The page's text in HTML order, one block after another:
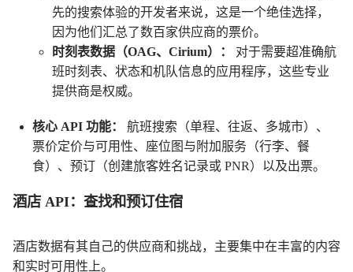
先的搜索体验的开发者来说，这是一个绝佳选择，
因为他们汇总了数百家供应商的票价。
时刻表数据（OAG、Cirium）：
对于需要超准确航
班时刻表、状态和机队信息的应用程序，这些专业
提供商是权威。
核心 API 功能： 航班搜索 （单程、往返、多城市）、
票价定价与可用性、 座位图与附加服务 （行李、餐
食）、 预订 （创建旅客姓名记录或 PNR）以及出票。
酒店 API：查找和预订住宿
酒店数据有其自己的供应商和挑战，主要集中在丰富的内容
和实时可用性上。